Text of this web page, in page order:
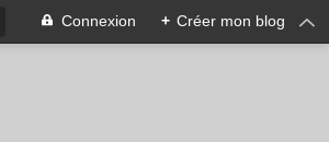
Connexion + Créer mon blog